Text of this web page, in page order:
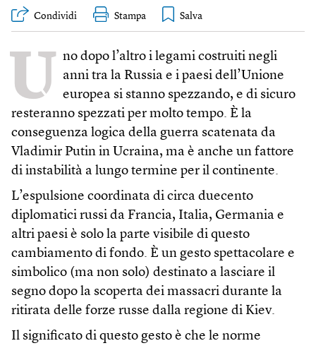
Condividi Stampa
U no dopo l’altro i legami costruiti negli
anni tra la Russia e i paesi dell’Unione
europea si stanno spezzando, e di sicuro
resteranno spezzati per molto tempo. È la
conseguenza logica della guerra scatenata da
Vladimir Putin in Ucraina, ma è anche un fattore
di instabilità a lungo termine per il continente.
L’espulsione coordinata di circa duecento
diplomatici russi da Francia, Italia, Germania e
altri paesi è solo la parte visibile di questo
cambiamento di fondo. È un gesto spettacolare e
simbolico (ma non solo) destinato a lasciare il
segno dopo la scoperta dei massacri durante la
ritirata delle forze russe dalla regione di Kiev.
Il significato di questo gesto è che le norme